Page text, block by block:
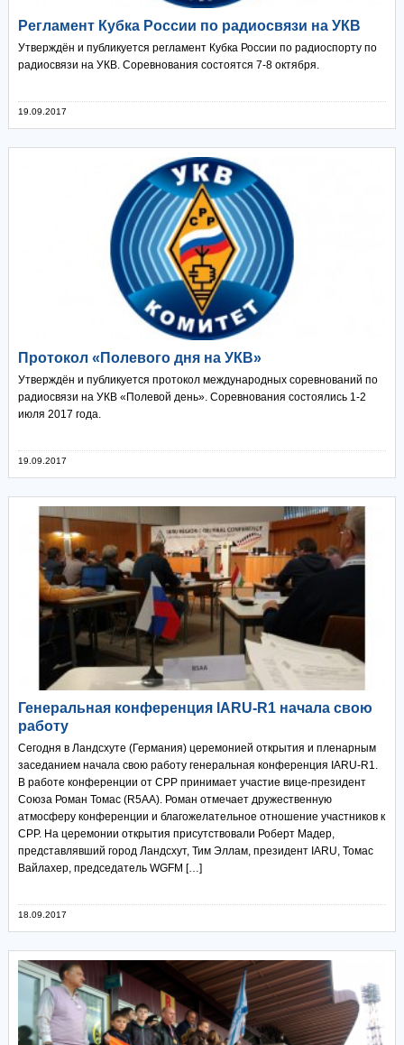
Регламент Кубка России по радиосвязи на УКВ
Утверждён и публикуется регламент Кубка России по радиоспорту по
радиосвязи на УКВ. Соревнования состоятся 7-8 октября.
19.09.2017
Протокол «Полевого дня на УКВ»
Утверждён и публикуется протокол международных соревнований по
радиосвязи на УКВ «Полевой день». Соревнования состоялись 1-2
июля 2017 года.
19.09.2017
Генеральная конференция IARU-R1 начала свою
работу
Сегодня в Ландсхуте (Германия) церемонией открытия и пленарным
заседанием начала свою работу генеральная конференция IARU-R1.
В работе конференции от СРР принимает участие вице-президент
Союза Роман Томас (R5AA). Роман отмечает дружественную
атмосферу конференции и благожелательное отношение участников к
СРР. На церемонии открытия присутствовали Роберт Мадер,
представлявший город Ландсхут, Тим Эллам, президент IARU, Томас
Вайлахер, председатель WGFM […]
18.09.2017